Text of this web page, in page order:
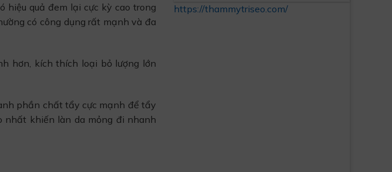
hiệu quả đem lại cực kỳ cao trong
có công dụng rất mạnh và đa
hơn, kích thích loại bỏ lượng lớn
phần chất tẩy cực mạnh để tẩy
nhất khiến làn da mỏng đi nhanh
https://thammytriseo.com/